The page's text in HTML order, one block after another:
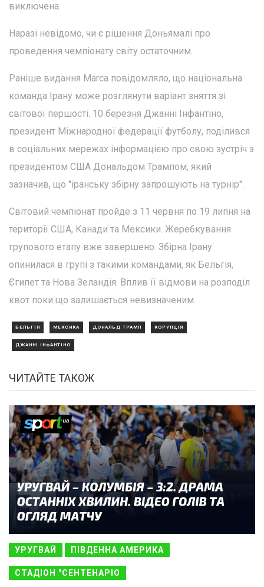
виключена.
Наразі невідомо, чи є рішення Доньямалі про
проведення чемпіонату світу остаточним.
Раніше видання Marca повідомляло, що національна
команда Ірану може розглянути варіант зняття зі
світової першості. 10 березня Джанні Інфантіно,
президент Міжнародної федерації футболу, поділився
в соціальних мережах інформацією про свою зустріч з
президентом США Дональдом Трампом, який
зазначив, що "іранську збірну запрошують на турнір".
Світовий чемпіонат пройде з 11 червня по 19 липня на
території США, Канади та Мексики. Жеребкування
групового етапу вже завершено. Збірна Ірану
опинилася в групі з такими командами, як Бельгія,
Єгипет та Нова Зеландія. Вплив її відмови на розподіл
квот поки що залишається невизначеним.
БЕЛЬГІЯ МЕКСИКА ДОНАЛЬД ТРАМП КОРУПЦІЯ
ДЖАННІ ІНФАНТІНО
ЧИТАЙТЕ ТАКОЖ
УРУГВАЙ ПІВДЕННА АМЕРИКА
СТАДІОН "СЕНТЕНАРІО